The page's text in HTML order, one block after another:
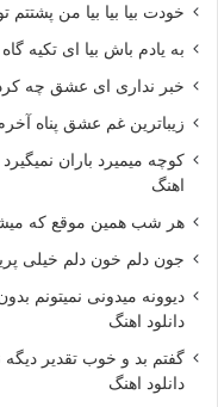
خودت بیا بیا بیا من پشتتم
به یادم باش بیا ای تکیه
خبر نداری ای عشق چه
زیباترین غم عشق پناه
کوچه میمیرد باران
اهنگ
هر شب همین موقع که
جون دلم خون دلم خیلی
دیوونه میدونی نمیتونم
دانلود اهنگ
گفتم بد و خوب تقدیر دیگه
دانلود اهنگ